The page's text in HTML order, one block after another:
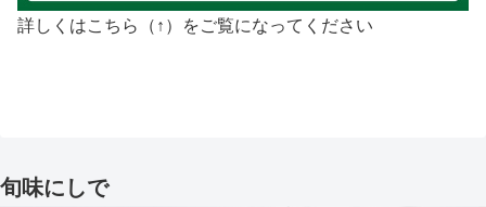
詳しくはこちら（↑）をご覧になってください
旬味にしで